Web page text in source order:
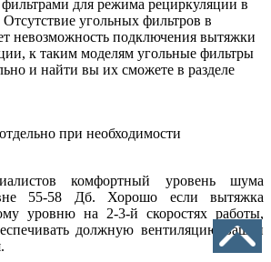
для режима рециркуляции в
угольных фильтров в
невозможность подключения вытяжки
к таким моделям угольные фильтры
и найти вы их сможете в разделе
при необходимости
комфортный уровень шума
55-58 Дб. Хорошо если вытяжка
уровню на 2-3-й скоростях работы,
должную вентиляцию вашей